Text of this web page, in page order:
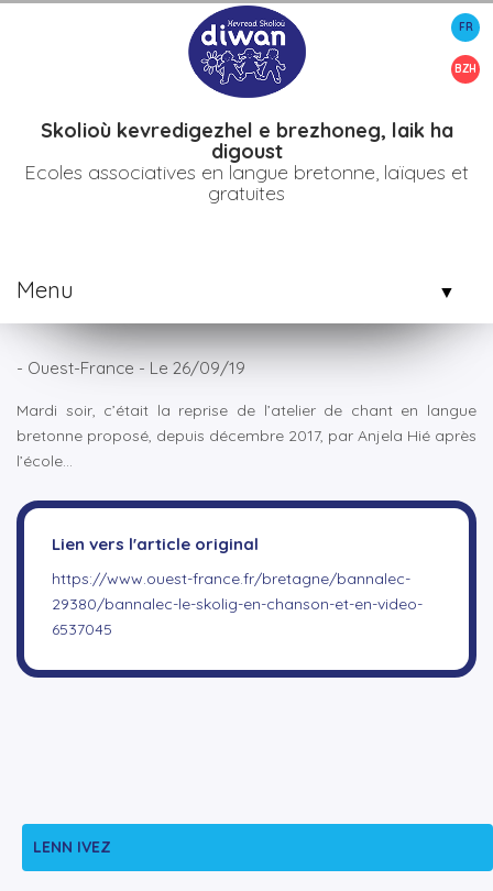
FR
BZH
Skolioù kevredigezhel e brezhoneg, laik ha
digoust
Ecoles associatives en langue bretonne, laïques et
gratuites
Menu ▼
▼
Etablissements > Bro diwan kemper
Bannalec. Le
Skolig en chanson et en vidéo
- Ouest-France - Le 26/09/19
Mardi soir, c’était la reprise de l’atelier de chant en langue
bretonne proposé, depuis décembre 2017, par Anjela Hié après
l’école…
Lien vers l'article original
https://www.ouest-france.fr/bretagne/bannalec-
29380/bannalec-le-skolig-en-chanson-et-en-video-
6537045
LENN IVEZ